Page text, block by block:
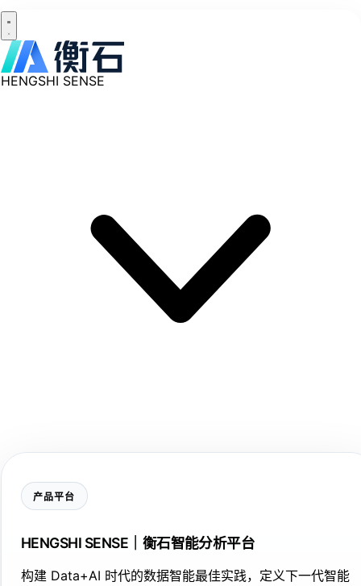
HENGSHI SENSE
产品平台
HENGSHI SENSE｜衡石智能分析平台
构建 Data+AI 时代的数据智能最佳实践，定义下一代智能